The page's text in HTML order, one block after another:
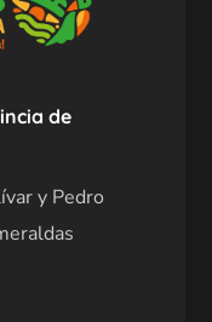
de
y Pedro